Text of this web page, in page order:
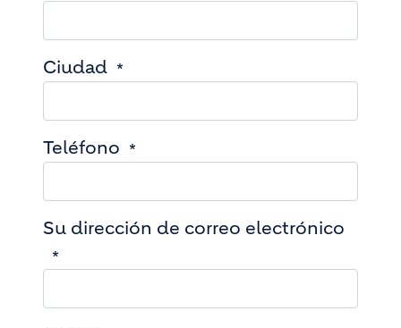
Ciudad
Teléfono
Su dirección de correo electrónico